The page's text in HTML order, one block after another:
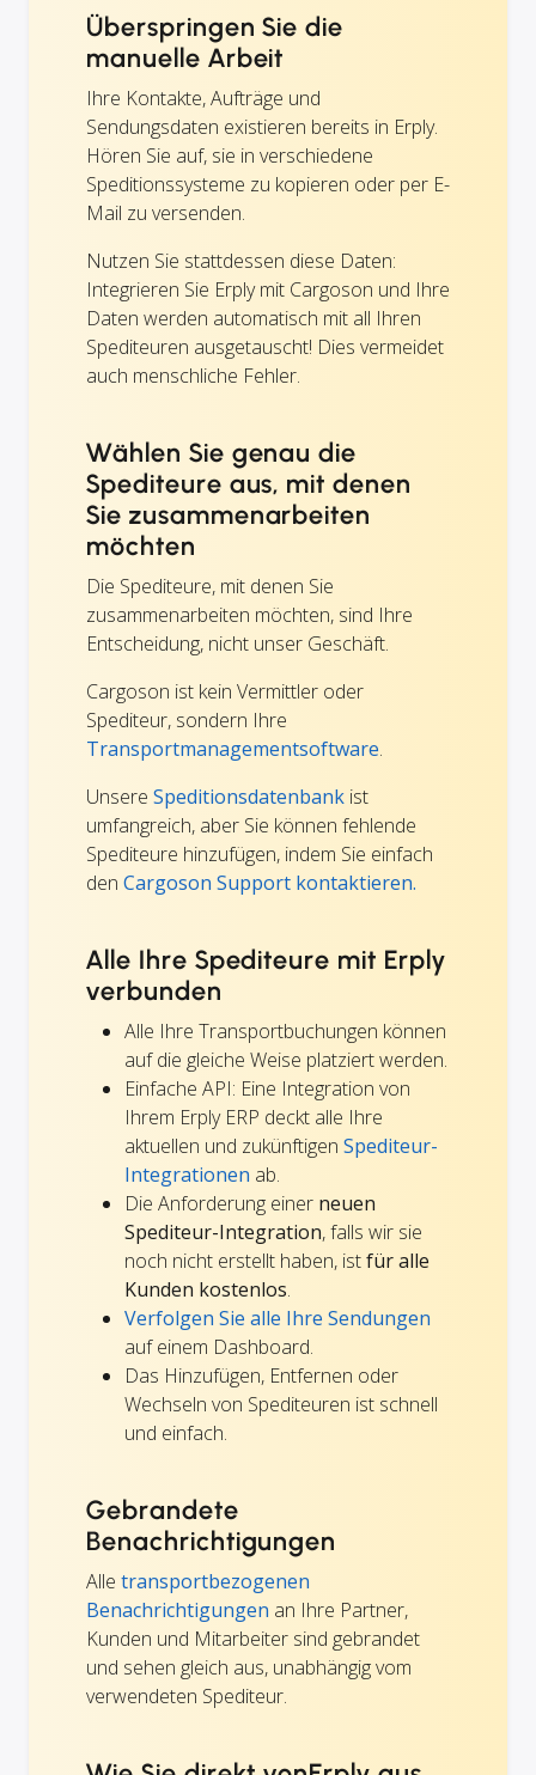
Überspringen Sie die
manuelle Arbeit
Ihre Kontakte, Aufträge und
Sendungsdaten existieren bereits in Erply.
Hören Sie auf, sie in verschiedene
Speditionssysteme zu kopieren oder per E-
Mail zu versenden.
Nutzen Sie stattdessen diese Daten:
Integrieren Sie Erply mit Cargoson und Ihre
Daten werden automatisch mit all Ihren
Spediteuren ausgetauscht! Dies vermeidet
auch menschliche Fehler.
Wählen Sie genau die
Spediteure aus, mit denen
Sie zusammenarbeiten
möchten
Die Spediteure, mit denen Sie
zusammenarbeiten möchten, sind Ihre
Entscheidung, nicht unser Geschäft.
Cargoson ist kein Vermittler oder
Spediteur, sondern Ihre
Transportmanagementsoftware.
Unsere Speditionsdatenbank ist
umfangreich, aber Sie können fehlende
Spediteure hinzufügen, indem Sie einfach
den Cargoson Support kontaktieren.
Alle Ihre Spediteure mit Erply
verbunden
Alle Ihre Transportbuchungen können
auf die gleiche Weise platziert werden.
Einfache API: Eine Integration von
Ihrem Erply ERP deckt alle Ihre
aktuellen und zukünftigen Spediteur-
Integrationen ab.
Die Anforderung einer neuen
Spediteur-Integration, falls wir sie
noch nicht erstellt haben, istfür alle
Kunden kostenlos.
Verfolgen Sie alle Ihre Sendungen
auf einem Dashboard.
Das Hinzufügen, Entfernen oder
Wechseln von Spediteuren ist schnell
und einfach.
Gebrandete
Benachrichtigungen
Alle transportbezogenen
Benachrichtigungen an Ihre Partner,
Kunden und Mitarbeiter sind gebrandet
und sehen gleich aus, unabhängig vom
verwendeten Spediteur.